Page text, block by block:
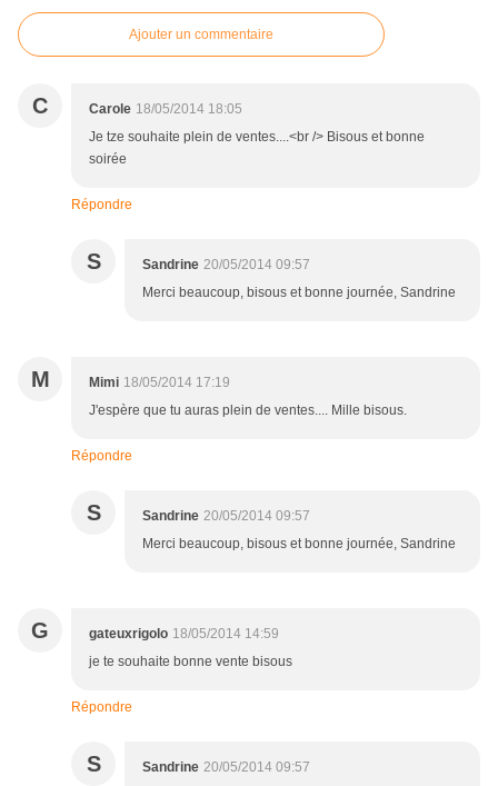
Ajouter un commentaire
C Carole 18/05/2014 18:05
Je tze souhaite plein de ventes....<br /> Bisous et bonne
soirée
Répondre
S Sandrine 20/05/2014 09:57
Merci beaucoup, bisous et bonne journée, Sandrine
M Mimi 18/05/2014 17:19
J'espère que tu auras plein de ventes.... Mille bisous.
Répondre
S Sandrine 20/05/2014 09:57
Merci beaucoup, bisous et bonne journée, Sandrine
G gateuxrigolo 18/05/2014 14:59
je te souhaite bonne vente bisous
Répondre
S Sandrine 20/05/2014 09:57